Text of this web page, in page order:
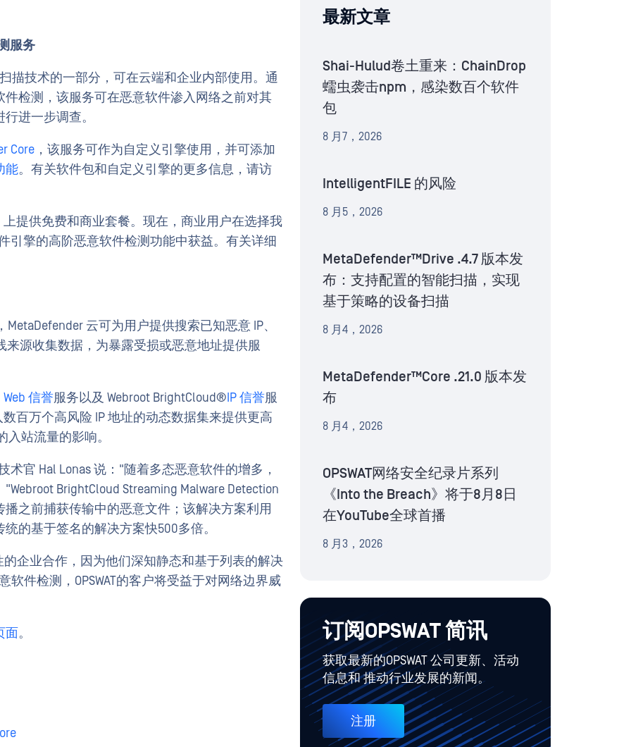
服务
扫描技术的一部分，可在云端和企业内部使用。通
检测，该服务可在恶意软件渗入网络之前对其
进一步调查。
Core ，该服务可作为自定义引擎使用，并可添加
能。有关软件包和自定义引擎的更多信息，请访
提供免费和商业套餐。现在，商业用户在选择我
引擎的高阶恶意软件检测功能中获益。有关详细
云可为用户提供搜索已知恶意 IP、
来源收集数据，为暴露受损或恶意地址提供服
信誉服务以及 Webroot BrightCloud®IP 信誉服
百万个高风险 IP 地址的动态数据集来提供更高
站流量的影响。
术官 Hal Lonas 说："随着多态恶意软件的增多，
BrightCloud Streaming Malware Detection
之前捕获传输中的恶意文件；该解决方案利用
的基于签名的解决方案快500多倍。
的企业合作，因为他们深知静态和基于列表的解决
件检测，OPSWAT的客户将受益于对网络边界威
面。
最新文章
Shai-Hulud卷土重来：ChainDrop
蠕虫袭击npm，感染数百个软件
包
8 月7，2026
IntelligentFILE 的风险
8 月5，2026
MetaDefender™Drive .4.7 版本发
布：支持配置的智能扫描，实现
基于策略的设备扫描
8 月4，2026
MetaDefender™Core .21.0 版本发
布
8 月4，2026
OPSWAT网络安全纪录片系列
《Into the Breach》将于8月8日
在YouTube全球首播
8 月3，2026
订阅OPSWAT 简讯
获取最新的OPSWAT 公司更新、活动
信息和 推动行业发展的新闻。
注册